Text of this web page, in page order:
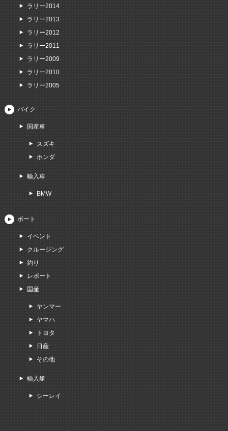
ラリー2014
ラリー2013
ラリー2012
ラリー2011
ラリー2009
ラリー2010
ラリー2005
バイク
国産車
スズキ
ホンダ
輸入車
BMW
ボート
イベント
クルージング
釣り
レポート
国産
ヤンマー
ヤマハ
トヨタ
日産
その他
輸入艇
シーレイ